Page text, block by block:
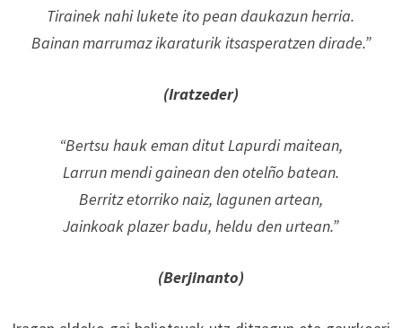
Tirainek nahi lukete ito pean daukazun herria.
Bainan marrumaz ikaraturik itsasperatzen dirade.”
(Iratzeder)
“Bertsu hauk eman ditut Lapurdi maitean,
Larrun mendi gainean den otelño batean.
Berritz etorriko naiz, lagunen artean,
Jainkoak plazer badu, heldu den urtean.”
(Berjinanto)